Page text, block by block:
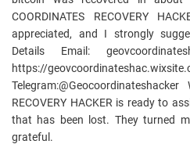
COORDINATES RECOVERY
appreciated, and I strongly
Details Email:
https://
Telegram:@Geocoordinateshacker
RECOVERY HACKER is ready to
that has been lost. They turned
grateful.